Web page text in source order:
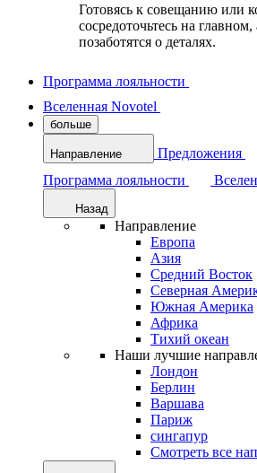
Готовясь к совещанию или
сосредоточьтесь на
позаботятся о деталях.
Программа лояльности
Вселенная Novotel
больше
Направление Предложения
Программа лояльности
Назад
Направление
Европа
Азия
Средний Восток
Северная
Южная Америка
Африка
Тихий океан
Наши лучшие
Лондон
Берлин
Варшава
Париж
сингапур
Смотреть все